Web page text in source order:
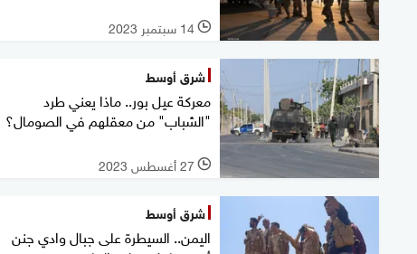
l 14 سبتمبر 2023
شرق أوسط
معركة عيل بور.. ماذا يعني طرد
"الشباب" من معقلهم في الصومال؟
l 27 أغسطس 2023
شرق أوسط
اليمن.. السيطرة على جبال وادي جنن